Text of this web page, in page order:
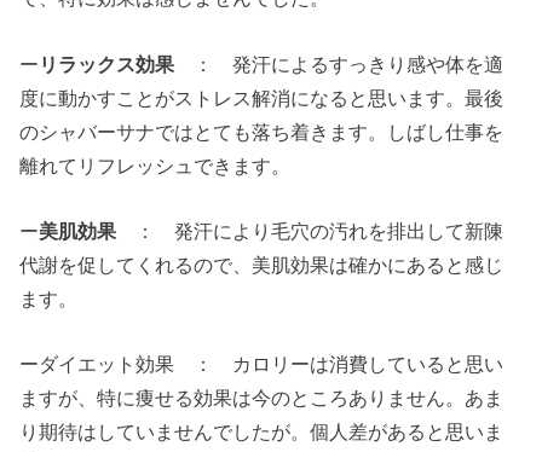
ー リラックス効果 ： 発汗によるすっきり感や体を適
度に動かすことがストレス解消になると思います。最後
のシャバーサナではとても落ち着きます。しばし仕事を
離れてリフレッシュできます。
ー美肌効果 ： 発汗により毛穴の汚れを排出して新陳
代謝を促してくれるので、美肌効果は確かにあると感じ
ます。
ーダイエット効果 ： カロリーは消費していると思い
ますが、特に痩せる効果は今のところありません。あま
り期待はしていませんでしたが。個人差があると思いま